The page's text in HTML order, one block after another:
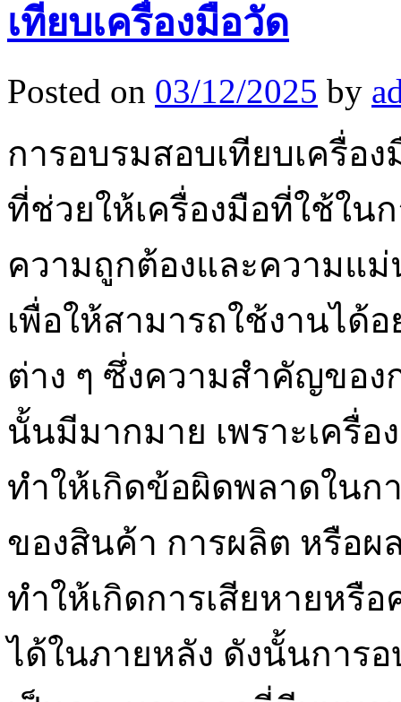
เทียบเครื่องมือวัด
Posted on 03/12/2025 by
การอบรมสอบเทียบเครื่อ
ที่ช่วยให้เครื่องมือที่ใช้ใน
ความถูกต้องและความแม่
เพื่อให้สามารถใช้งานได้
ต่าง ๆ ซึ่งความสำคัญของ
นั้นมีมากมาย เพราะเครื่
ทำให้เกิดข้อผิดพลาดใน
ของสินค้า การผลิต หรือผ
ทำให้เกิดการเสียหายหรื
ได้ในภายหลัง ดังนั้นการอ